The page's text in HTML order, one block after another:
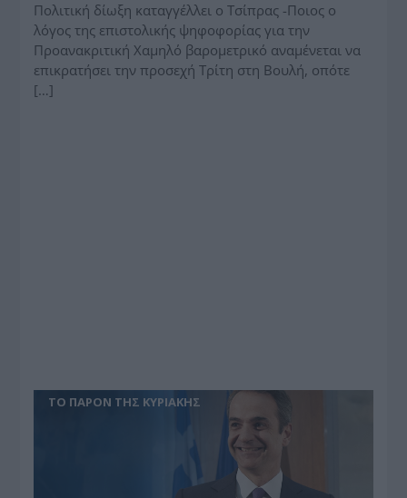
Πολιτική δίωξη καταγγέλλει ο Τσίπρας -Ποιος ο
λόγος της επιστολικής ψηφοφορίας για την
Προανακριτική Χαμηλό βαρομετρικό αναμένεται να
επικρατήσει την προσεχή Τρίτη στη Βουλή, οπότε
[…]
ΤΟ ΠΑΡΟΝ ΤΗΣ ΚΥΡΙΑΚΗΣ